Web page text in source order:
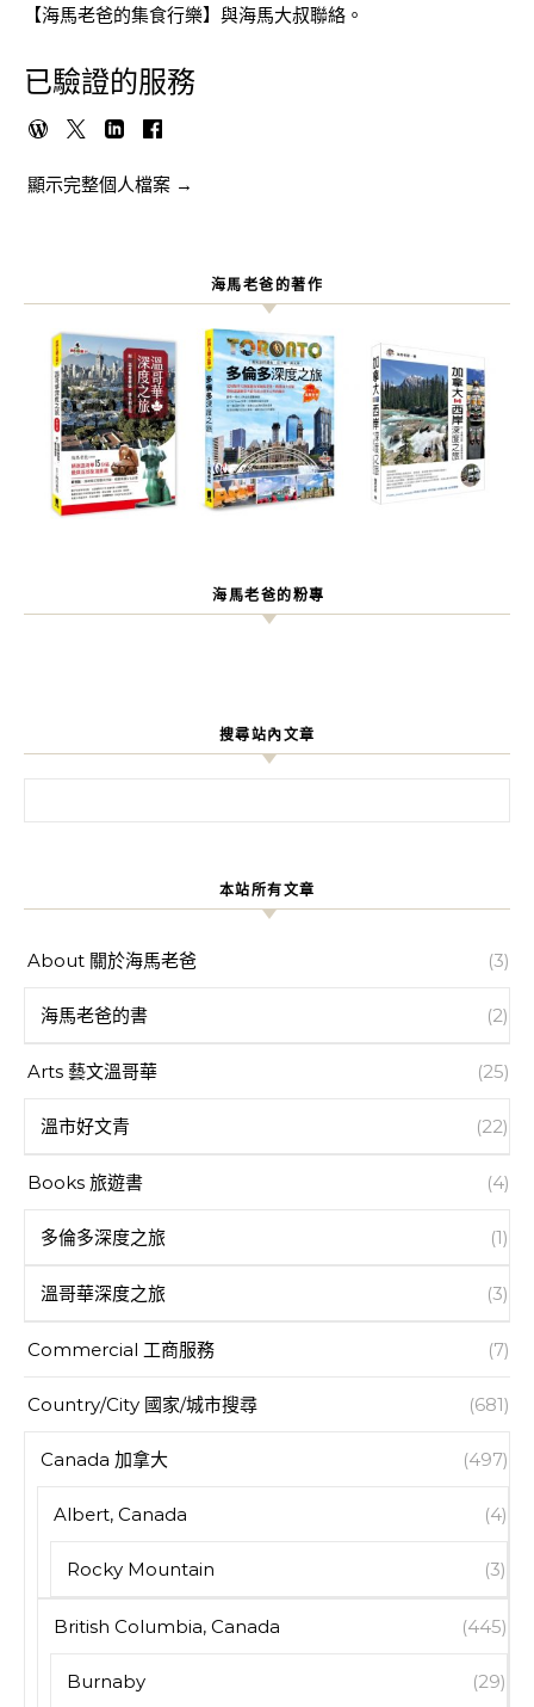
【海馬老爸的集食行樂】與海馬大叔聯絡。
已驗證的服務
顯示完整個人檔案 →
海馬老爸的著作
海馬老爸的粉專
搜尋站內文章
本站所有文章
About 關於海馬老爸 (3)
海馬老爸的書 (2)
Arts 藝文溫哥華 (25)
溫市好文青 (22)
Books 旅遊書 (4)
多倫多深度之旅 (1)
溫哥華深度之旅 (3)
Commercial 工商服務 (7)
Country/City 國家/城市搜尋 (681)
Canada 加拿大 (497)
Albert, Canada (4)
Rocky Mountain (3)
British Columbia, Canada (445)
Burnaby (29)